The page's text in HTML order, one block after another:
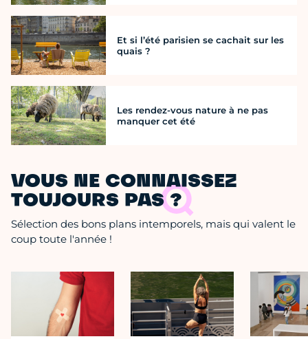
Et si l’été parisien se cachait sur les
quais ?
Les rendez-vous nature à ne pas
manquer cet été
VOUS NE CONNAISSEZ
TOUJOURS PAS ?
Sélection des bons plans intemporels, mais qui valent le
coup toute l'année !